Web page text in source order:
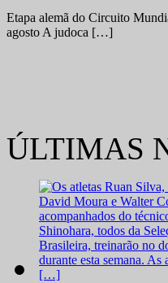
Etapa alemã do Circuito
agosto A judoca […]
ÚLTIMAS